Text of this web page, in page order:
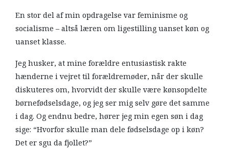
En stor del af min opdragelse var feminisme og
socialisme – altså læren om ligestilling uanset køn og
uanset klasse.
Jeg husker, at mine forældre entusiastisk rakte
hænderne i vejret til forældremøder, når der skulle
diskuteres om, hvorvidt der skulle være kønsopdelte
børnefødselsdage, og jeg ser mig selv gøre det samme
i dag. Og endnu bedre, hører jeg min egen søn i dag
sige: “Hvorfor skulle man dele fødselsdage op i køn?
Det er sgu da fjollet?”